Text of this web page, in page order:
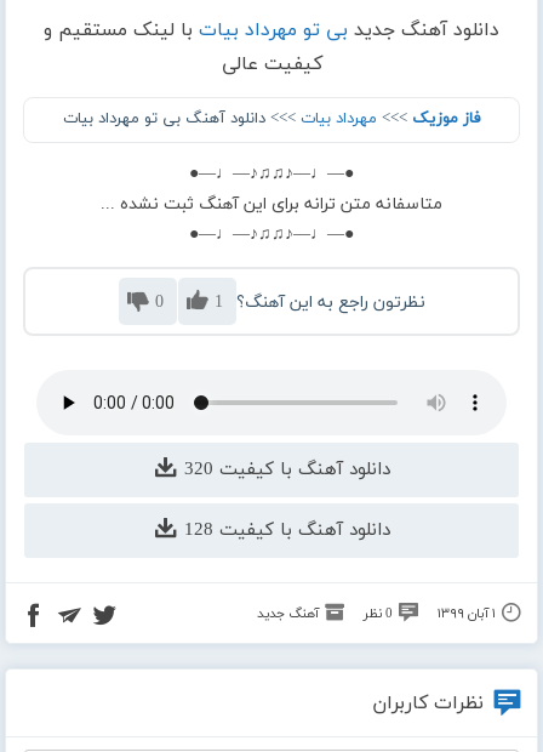
دانلود آهنگ جدید بی تو مهرداد بیات با لینک مستقیم و
کیفیت عالی
فاز موزیک >>> مهرداد بیات >>> دانلود آهنگ بی تو مهرداد بیات
●—♩—♪♫♫♪—♩—●
متاسفانه متن ترانه برای این آهنگ ثبت نشده ...
●—♩—♪♫♫♪—♩—●
نظرتون راجع به این آهنگ؟ 1
0
دانلود آهنگ با کیفیت 320
دانلود آهنگ با کیفیت 128
۱ آبان ۱۳۹۹ 0 نظر آهنگ جدید
نظرات کاربران